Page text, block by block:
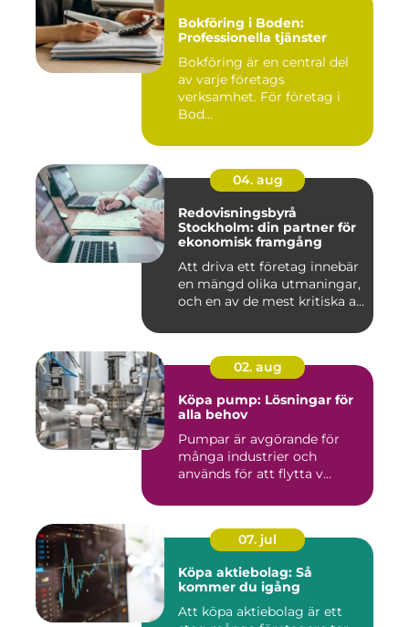
Bokföring i Boden:
Professionella tjänster
Bokföring är en central del
av varje företags
verksamhet. För företag i
Bod...
04. aug
Redovisningsbyrå
Stockholm: din partner för
ekonomisk framgång
Att driva ett företag innebär
en mängd olika utmaningar,
och en av de mest kritiska a...
02. aug
Köpa pump: Lösningar för
alla behov
Pumpar är avgörande för
många industrier och
används för att flytta v...
07. jul
Köpa aktiebolag: Så
kommer du igång
Att köpa aktiebolag är ett